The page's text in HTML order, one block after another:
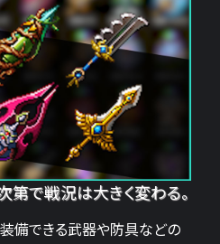
第で戦況は大きく変わる。
装備できる武器や防具などの